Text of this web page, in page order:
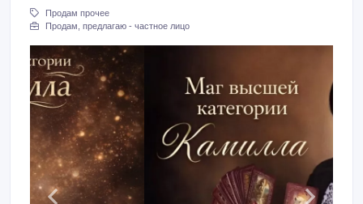
Продам прочее
Продам, предлагаю - частное лицо